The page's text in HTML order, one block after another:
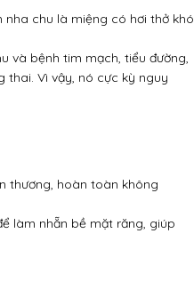
chu là miệng có hơi thở khó
và bệnh tim mạch, tiểu đường,
thai. Vì vậy, nó cực kỳ nguy
thương, hoàn toàn không
làm nhẵn bề mặt răng, giúp